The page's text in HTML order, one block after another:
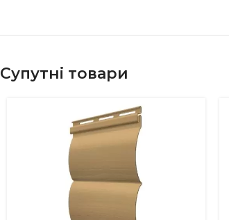
Супутні товари